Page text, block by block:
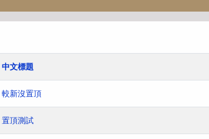
中文標題
較新沒置頂
置頂測試